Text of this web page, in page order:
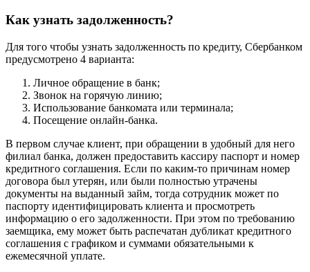
Как узнать задолженность?
Для того чтобы узнать задолженность по кредиту, Сбербанком
предусмотрено 4 варианта:
Личное обращение в банк;
Звонок на горячую линию;
Использование банкомата или терминала;
Посещение онлайн-банка.
В первом случае клиент, при обращении в удобный для него
филиал банка, должен предоставить кассиру паспорт и номер
кредитного соглашения. Если по каким-то причинам номер
договора был утерян, или были полностью утрачены
документы на выданный займ, тогда сотрудник может по
паспорту идентифицировать клиента и просмотреть
информацию о его задолженности. При этом по требованию
заемщика, ему может быть распечатан дубликат кредитного
соглашения с графиком и суммами обязательными к
ежемесячной уплате.